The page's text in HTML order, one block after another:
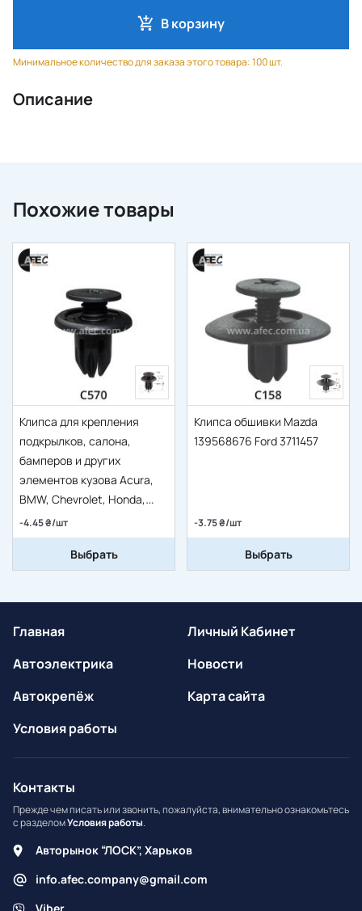
В корзину
Минимальное количество для заказа этого товара: 100 шт.
Описание
Похожие товары
Клипса для крепления
подкрылков, салона,
бамперов и других
элементов кузова Acura,
BMW, Chevrolet, Honda,
Subaru и других
91503SP0003, 94530623,
07130702966
-4.45 ₴/шт
Выбрать
Клипса обшивки Mazda
139568676 Ford 3711457
-3.75 ₴/шт
Выбрать
Главная
Автоэлектрика
Автокрепёж
Условия работы
Личный Кабинет
Новости
Карта сайта
Контакты
Прежде чем писать или звонить, пожалуйста, внимательно ознакомьтесь
с разделомУсловия работы.
Авторынок “ЛОСК”, Харьков
info.afec.company@gmail.com